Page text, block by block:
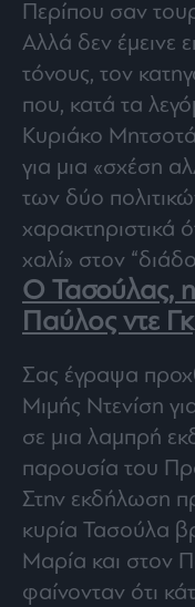
Περίπου σαν
Αλλά δεν έμεινε
τόνους, τον
που, κατά τα
Κυριάκο
για μια «σχέση
των δύο
χαρακτηριστικά
χαλί» στον
Ο Τασούλας,
Παύλος ντε
Σας έγραψα
Μιμής Ντενίση
σε μια λαμπρή
παρουσία του
Στην εκδήλωση
κυρία Τασούλα
Μαρία και στον
φαίνονταν ότι